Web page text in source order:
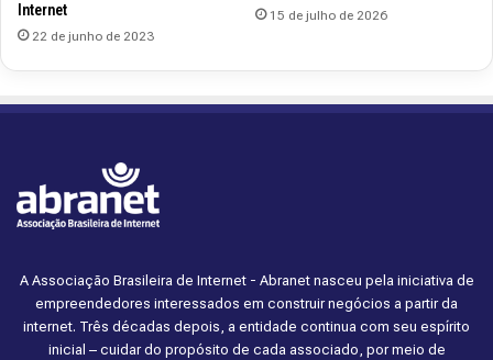
Internet
22 de junho de 2023
15 de julho de 2026
A Associação Brasileira de Internet - Abranet nasceu pela iniciativa de
empreendedores interessados em construir negócios a partir da
internet. Três décadas depois, a entidade continua com seu espírito
inicial – cuidar do propósito de cada associado, por meio de